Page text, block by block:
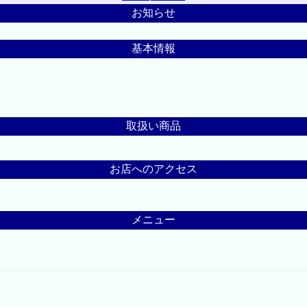
お知らせ
基本情報
取扱い商品
お店へのアクセス
メニュー